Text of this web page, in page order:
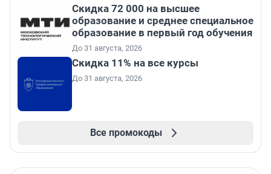
Скидка 72 000 на высшее
образование и среднее специальное
образование в первый год обучения
До 31 августа, 2026
Скидка 11% на все курсы
До 31 августа, 2026
Все промокоды